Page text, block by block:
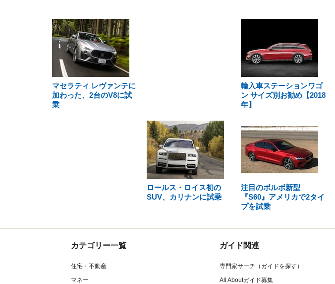
マセラティ レヴァンテに
加わった、2台のV8に試
乗
輸入車ステーションワゴ
ン サイズ別お勧め【2018
年】
ロールス・ロイス初の
SUV、カリナンに試乗
注目のボルボ新型
『S60』アメリカで2タイ
プを試乗
カテゴリー一覧
住宅・不動産
マネー
ガイド関連
専門家サーチ（ガイドを探す）
All Aboutガイド募集